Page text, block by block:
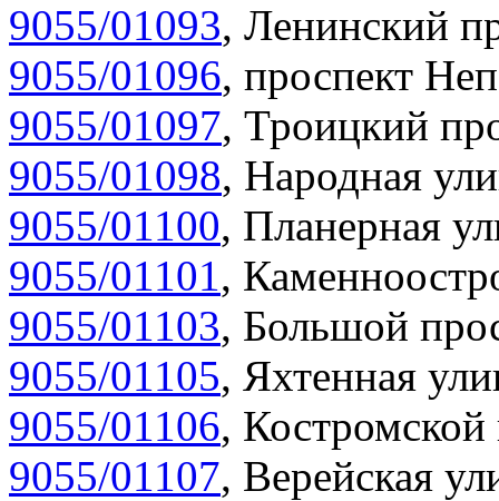
9055/01093, Ленинский
9055/01096, проспект
9055/01097, Троицкий
9055/01098, Народная
9055/01100, Планерная
9055/01101,
9055/01103, Большой
9055/01105, Яхтенная
9055/01106, Костромской
9055/01107, Верейская